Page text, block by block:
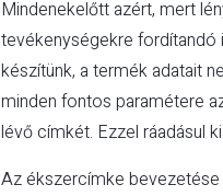
Mindenekelőtt azért, mert
tevékenységekre fordítandó
készítünk, a termék adatait
minden fontos paramétere
lévő címkét. Ezzel ráadásul
Az ékszercímke